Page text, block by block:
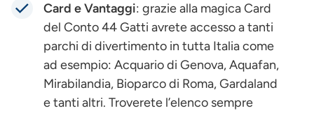
Card e Vantaggi: grazie alla magica Card
del Conto 44 Gatti avrete accesso a tanti
parchi di divertimento in tutta Italia come
ad esempio: Acquario di Genova, Aquafan,
Mirabilandia, Bioparco di Roma, Gardaland
e tanti altri. Troverete l’elenco sempre